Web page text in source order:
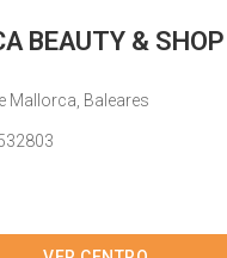
BEAUTY & SHOP
Mallorca, Baleares